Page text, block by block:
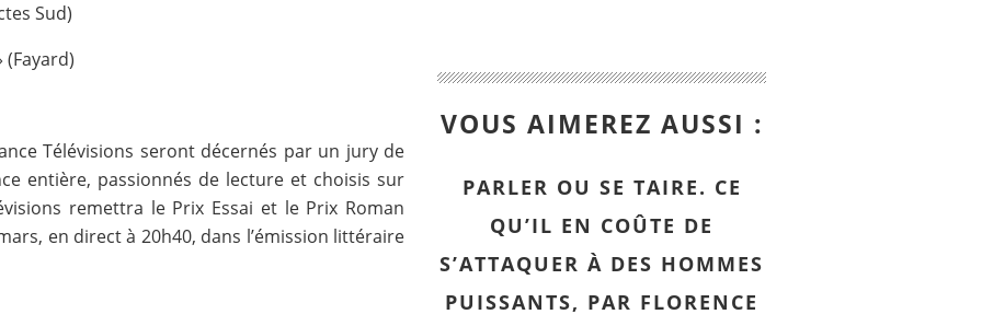
Sud)
(Fayard)
Télévisions seront décernés par un jury de
entière, passionnés de lecture et choisis sur
remettra le Prix Essai et le Prix Roman
en direct à 20h40, dans l’émission littéraire
VOUS AIMEREZ AUSSI :
PARLER OU SE TAIRE. CE
QU’IL EN COÛTE DE
S’ATTAQUER À DES HOMMES
PUISSANTS, PAR FLORENCE